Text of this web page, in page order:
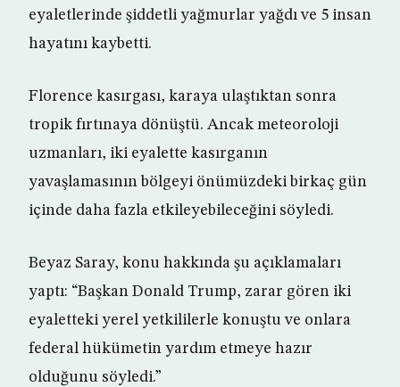
eyaletlerinde şiddetli yağmurlar yağdı ve 5 insan
hayatını kaybetti.
Florence kasırgası, karaya ulaştıktan sonra
tropik fırtınaya dönüştü. Ancak meteoroloji
uzmanları, iki eyalette kasırganın
yavaşlamasının bölgeyi önümüzdeki birkaç gün
içinde daha fazla etkileyebileceğini söyledi.
Beyaz Saray, konu hakkında şu açıklamaları
yaptı: “Başkan Donald Trump, zarar gören iki
eyaletteki yerel yetkililerle konuştu ve onlara
federal hükümetin yardım etmeye hazır
olduğunu söyledi.”